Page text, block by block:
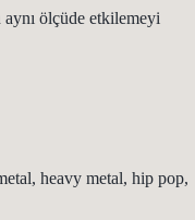
ölçüde etkilemeyi
heavy metal, hip pop,